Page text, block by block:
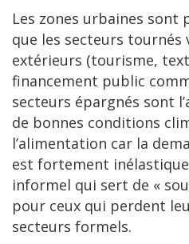
Les zones urbaines sont
que les secteurs tournés
extérieurs (tourisme,
financement public
secteurs épargnés sont
de bonnes conditions
l’alimentation car la
est fortement
informel qui sert de «
pour ceux qui perdent
secteurs formels.